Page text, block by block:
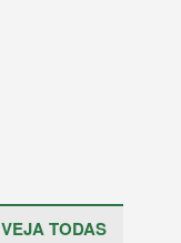
VEJA TODAS